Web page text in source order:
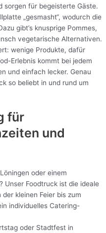
sorgen für begeisterte Gäste.
„gesmasht“, wodurch die
gibt’s knusprige Pommes,
vegetarische Alternativen.
wenige Produkte, dafür
Erlebnis kommt bei jedem
und einfach lecker. Genau
so beliebt in und rund um
für
und
oder einem
Unser Foodtruck ist die ideale
kleinen Feier bis zum
individuelles Catering-
oder Stadtfest in